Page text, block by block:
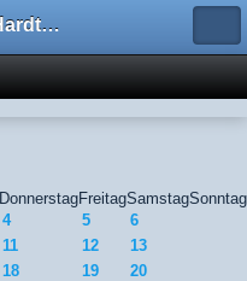
USB - The Hardtechno Family
DonnerstagFreitagSamstagSonntag
4 5
6
11 12
13
18 19
20